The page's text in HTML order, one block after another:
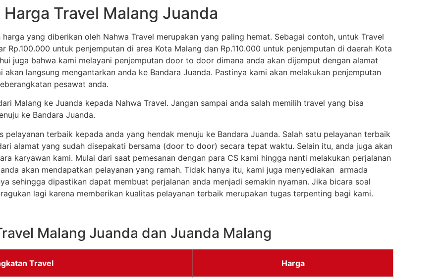
Harga Travel Malang Juanda
yang diberikan oleh Nahwa Travel merupakan yang paling hemat. Sebagai contoh, untuk Travel
Rp.100.000 untuk penjemputan di area Kota Malang dan Rp.110.000 untuk penjemputan di daerah Kota
juga bahwa kami melayani penjemputan door to door dimana anda akan dijemput dengan alamat
langsung mengantarkan anda ke Bandara Juanda. Pastinya kami akan melakukan penjemputan
pesawat anda.
Malang ke Juanda kepada Nahwa Travel. Jangan sampai anda salah memilih travel yang bisa
ke Bandara Juanda.
terbaik kepada anda yang hendak menuju ke Bandara Juanda. Salah satu pelayanan terbaik
alamat yang sudah disepakati bersama (door to door) secara tepat waktu. Selain itu, anda juga akan
karyawan kami. Mulai dari saat pemesanan dengan para CS kami hingga nanti melakukan perjalanan
akan mendapatkan pelayanan yang ramah. Tidak hanya itu, kami juga menyediakan armada
sehingga dipastikan dapat membuat perjalanan anda menjadi semakin nyaman. Jika bicara soal
lagi karena memberikan kualitas pelayanan terbaik merupakan tugas terpenting bagi kami.
Malang Juanda dan Juanda Malang
Travel Harga